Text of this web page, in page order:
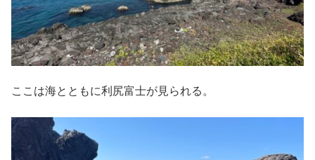
ここは海とともに利尻富士が見られる。